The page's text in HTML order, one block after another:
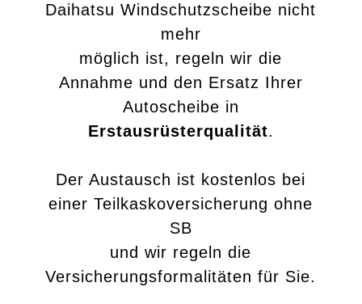
Daihatsu Windschutzscheibe nicht
mehr
möglich ist, regeln wir die
Annahme und den Ersatz Ihrer
Autoscheibe in
Erstausrüsterqualität.
Der Austausch ist kostenlos bei
einer Teilkaskoversicherung ohne
SB
und wir regeln die
Versicherungsformalitäten für Sie.